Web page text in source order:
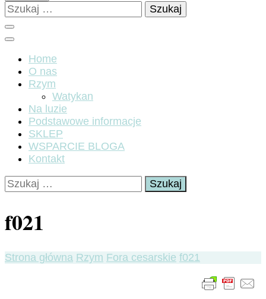
Szukaj:
Home
O nas
Rzym
Watykan
Na luzie
Podstawowe informacje
SKLEP
WSPARCIE BLOGA
Kontakt
Szukaj:
f021
Strona główna Rzym Fora cesarskie f021